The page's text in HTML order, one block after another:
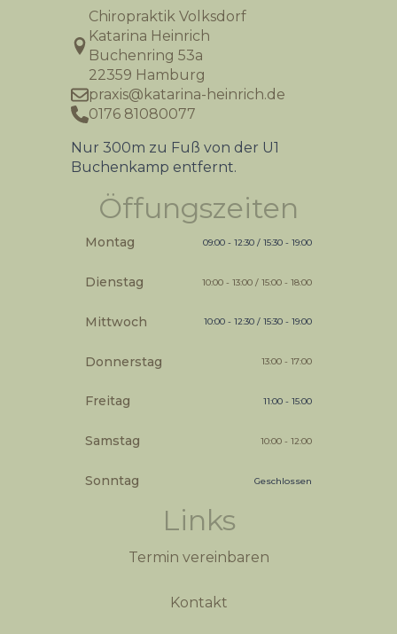
Chiropraktik Volksdorf
Katarina Heinrich
Buchenring 53a
22359 Hamburg
praxis@katarina-heinrich.de
0176 81080077
Nur 300m zu Fuß von der U1
Buchenkamp entfernt.
Öffungszeiten
Montag 09:00 - 12:30 / 15:30 - 19:00
Dienstag 10:00 - 13:00 / 15:00 - 18:00
Mittwoch 10:00 - 12:30 / 15:30 - 19:00
Donnerstag 13:00 - 17:00
Freitag 11:00 - 15:00
Samstag 10:00 - 12:00
Sonntag Geschlossen
Links
Termin vereinbaren
Kontakt